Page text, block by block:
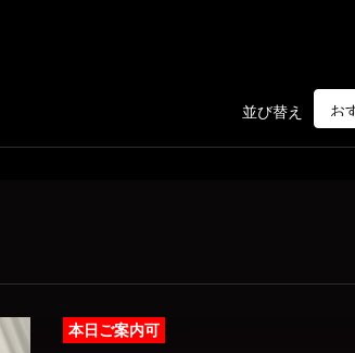
並び替え
本日ご案内可
中目黒